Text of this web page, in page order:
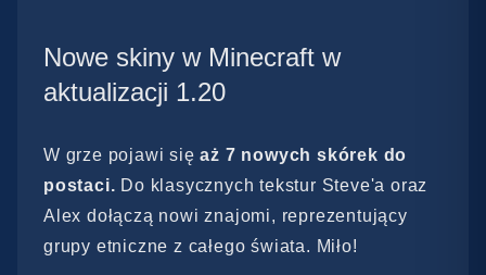
Nowe skiny w Minecraft w
aktualizacji 1.20
W grze pojawi sięaż 7 nowych skórek do
postaci. Do klasycznych tekstur Steve'a oraz
Alex dołączą nowi znajomi, reprezentujący
grupy etniczne z całego świata. Miło!